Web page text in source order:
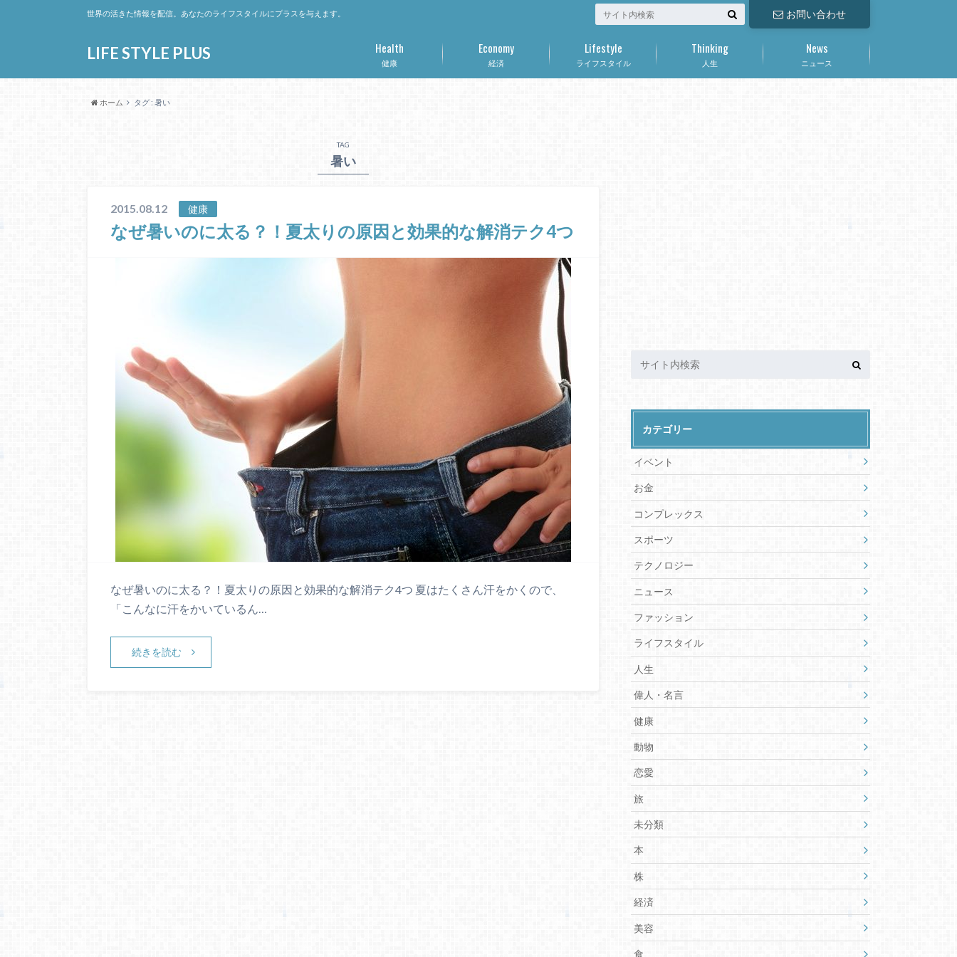
LIFE STYLE PLUS
世界の活きた情報を配信。あなたのライフスタイルにプラスを与えます。 お問い合わせ
健康
Health
経済
Economy
ライフスタイル
Lifestyle
人生
Thinking
ニュース
News
ホーム タグ : 暑い
TAG
暑い
2015.08.12 健康
なぜ暑いのに太る？！夏太りの原因と効果的な解消テク4つ
なぜ暑いのに太る？！夏太りの原因と効果的な解消テク4つ 夏はたくさん汗をかくので、
「こんなに汗をかいているん…
続きを読む
カテゴリー
イベント
お金
コンプレックス
スポーツ
テクノロジー
ニュース
ファッション
ライフスタイル
人生
偉人・名言
健康
動物
恋愛
旅
未分類
本
株
経済
美容
食